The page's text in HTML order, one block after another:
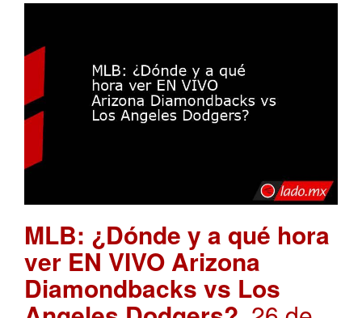
MLB: ¿Dónde y a qué hora
ver EN VIVO Arizona
Diamondbacks vs Los